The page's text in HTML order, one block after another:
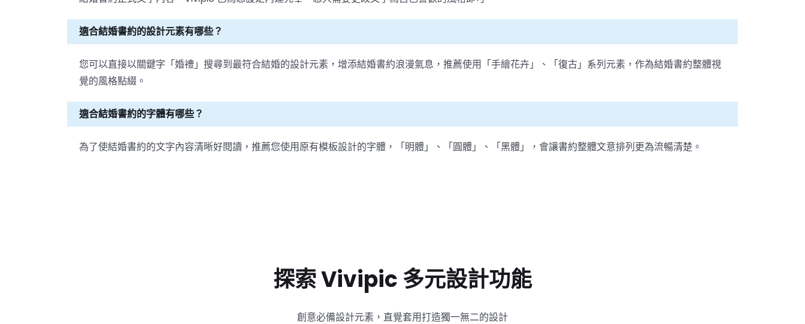
適合結婚書約的設計元素有哪些？
您可以直接以關鍵字「婚禮」搜尋到最符合結婚的設計元素，增添結婚書約浪漫氣息，推薦使用「手繪花卉」、「復古」系列元素，作為結婚書約整體視
覺的風格點綴。
適合結婚書約的字體有哪些？
為了使結婚書約的文字內容清晰好閱讀，推薦您使用原有模板設計的字體，「明體」、「圓體」、「黑體」，會讓書約整體文意排列更為流暢清楚。
探索 Vivipic 多元設計功能
創意必備設計元素，直覺套用打造獨一無二的設計